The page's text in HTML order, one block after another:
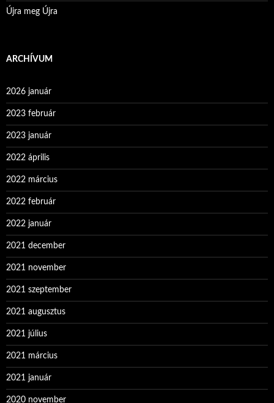
Újra meg Újra
ARCHÍVUM
2026 január
2023 február
2023 január
2022 április
2022 március
2022 február
2022 január
2021 december
2021 november
2021 szeptember
2021 augusztus
2021 július
2021 március
2021 január
2020 november